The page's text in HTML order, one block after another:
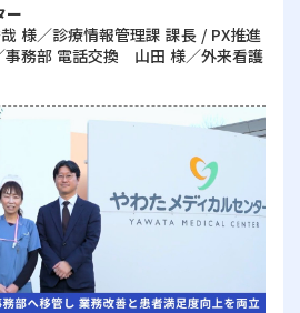
ー
様／診療情報管理課 課長 / PX推進
務部 電話交換 山田 様／外来看護